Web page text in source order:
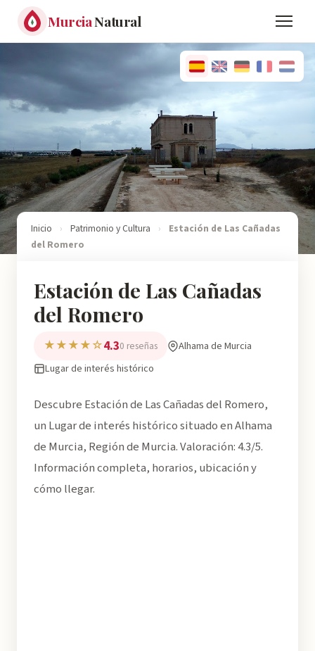
MurciaNatural
Inicio › Patrimonio y Cultura ›
Estación de Las Cañadas
del Romero
Estación de Las Cañadas
del Romero
★★★★☆4.30 reseñas
Alhama de Murcia
Lugar de interés histórico
Descubre Estación de Las Cañadas del Romero,
un Lugar de interés histórico situado en Alhama
de Murcia, Región de Murcia. Valoración: 4.3/5.
Información completa, horarios, ubicación y
cómo llegar.